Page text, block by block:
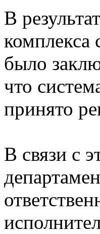
В
комплекса
было
что
принято
В связи с